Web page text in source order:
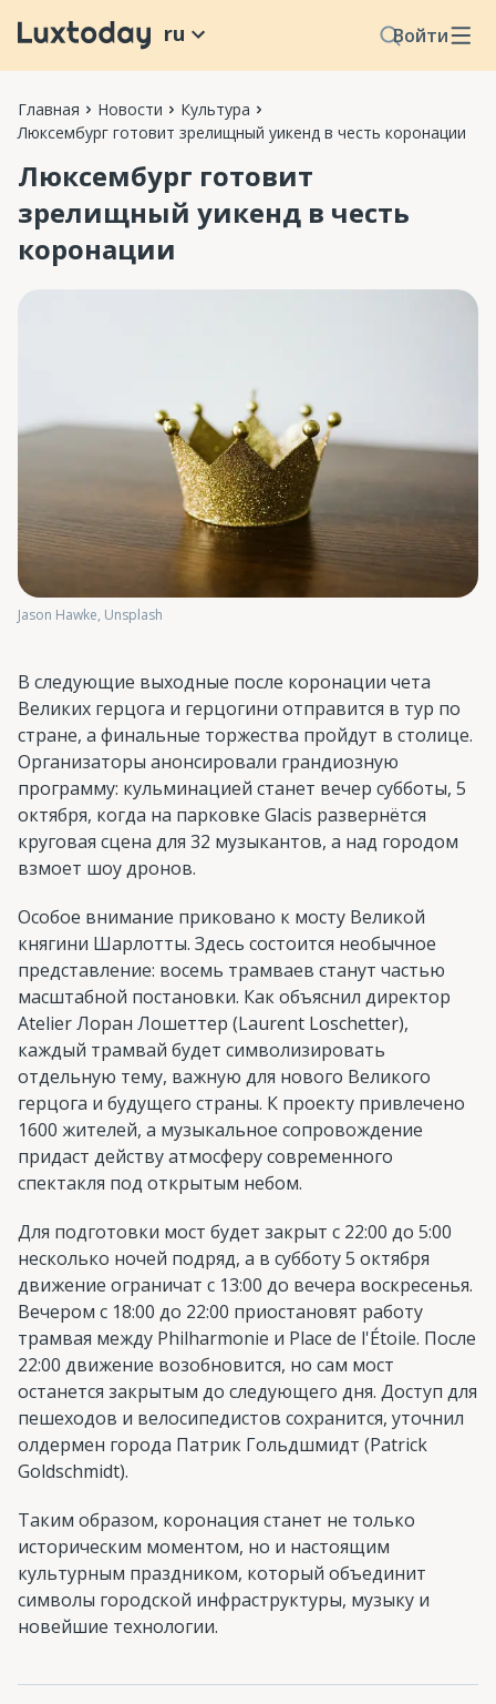
Войти
ru
Главная Новости
Культура
Люксембург готовит зрелищный уикенд в честь коронации
Люксембург готовит
зрелищный уикенд в честь
коронации
Jason Hawke, Unsplash
В следующие выходные после коронации чета
Великих герцога и герцогини отправится в тур по
стране, а финальные торжества пройдут в столице.
Организаторы анонсировали грандиозную
программу: кульминацией станет вечер субботы, 5
октября, когда на парковке Glacis развернётся
круговая сцена для 32 музыкантов, а над городом
взмоет шоу дронов.
Особое внимание приковано к мосту Великой
княгини Шарлотты. Здесь состоится необычное
представление: восемь трамваев станут частью
масштабной постановки. Как объяснил директор
Atelier Лоран Лошеттер (Laurent Loschetter),
каждый трамвай будет символизировать
отдельную тему, важную для нового Великого
герцога и будущего страны. К проекту привлечено
1600 жителей, а музыкальное сопровождение
придаст действу атмосферу современного
спектакля под открытым небом.
Для подготовки мост будет закрыт с 22:00 до 5:00
несколько ночей подряд, а в субботу 5 октября
движение ограничат с 13:00 до вечера воскресенья.
Вечером с 18:00 до 22:00 приостановят работу
трамвая между Philharmonie и Place de l'Étoile. После
22:00 движение возобновится, но сам мост
останется закрытым до следующего дня. Доступ для
пешеходов и велосипедистов сохранится, уточнил
олдермен города Патрик Гольдшмидт (Patrick
Goldschmidt).
Таким образом, коронация станет не только
историческим моментом, но и настоящим
культурным праздником, который объединит
символы городской инфраструктуры, музыку и
новейшие технологии.